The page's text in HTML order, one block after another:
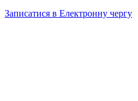
Записатися в Електронну чергу